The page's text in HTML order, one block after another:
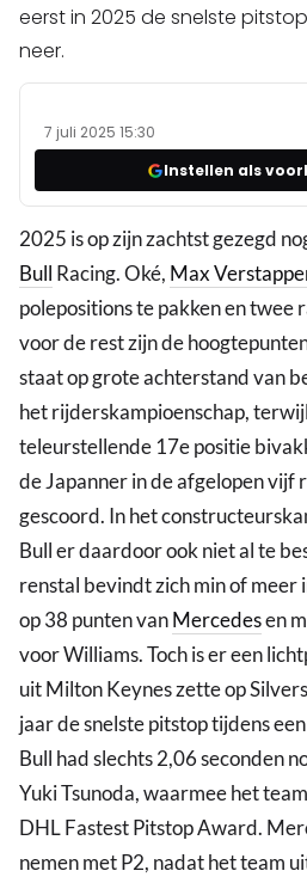
eerst in 2025 de snelste
neer.
7 juli 2025 15:30
Instellen als
2025 is op zijn zachtst gezegd
Bull Racing. Oké, Max
polepositions te pakken en twee
voor de rest zijn de
staat op grote achterstand van
het rijderskampioenschap,
teleurstellende 17e positie
de Japanner in de afgelopen vijf
gescoord. In het
Bull er daardoor ook niet al te
renstal bevindt zich min of meer
op 38 punten vanMercedesen
voor Williams. Toch is er een
uit Milton Keynes zette op
jaar de snelste pitstop tijdens
Bull had slechts 2,06 seconden
Yuki Tsunoda, waarmee het
DHL Fastest Pitstop Award.
nemen met P2, nadat het team